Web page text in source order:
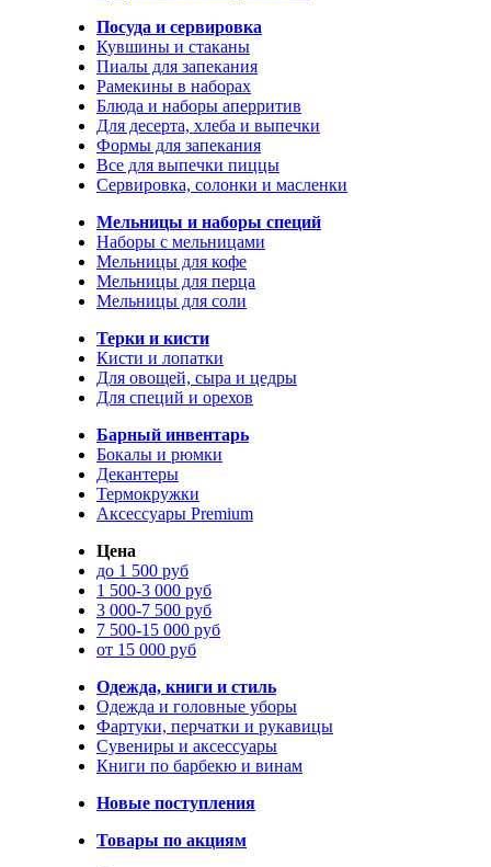
Посуда и сервировка
Кувшины и стаканы
Пиалы для запекания
Рамекины в наборах
Блюда и наборы аперритив
Для десерта, хлеба и выпечки
Формы для запекания
Все для выпечки пиццы
Сервировка, солонки и масленки
Мельницы и наборы специй
Наборы с мельницами
Мельницы для кофе
Мельницы для перца
Мельницы для соли
Терки и кисти
Кисти и лопатки
Для овощей, сыра и цедры
Для специй и орехов
Барный инвентарь
Бокалы и рюмки
Декантеры
Термокружки
Аксессуары Premium
Цена
до 1 500 руб
1 500-3 000 руб
3 000-7 500 руб
7 500-15 000 руб
от 15 000 руб
Одежда, книги и стиль
Одежда и головные уборы
Фартуки, перчатки и рукавицы
Сувениры и аксессуары
Книги по барбекю и винам
Новые поступления
Товары по акциям